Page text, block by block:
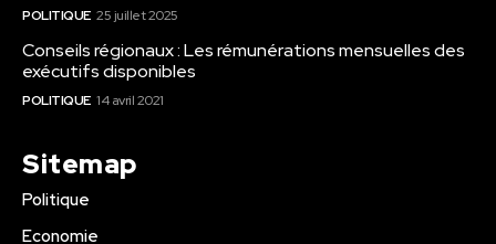
POLITIQUE 25 juillet 2025
Conseils régionaux : Les rémunérations mensuelles des
exécutifs disponibles
POLITIQUE 14 avril 2021
Sitemap
Politique
Economie